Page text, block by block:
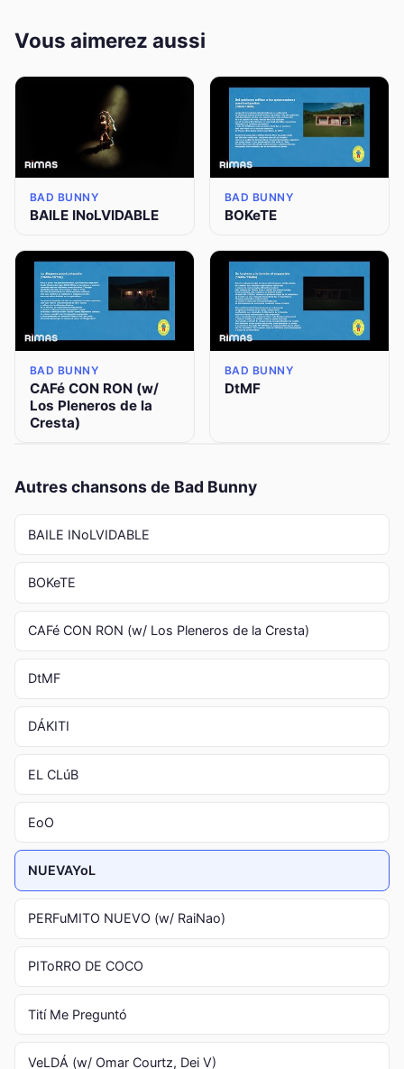
Vous aimerez aussi
BAD BUNNY
BAILE INoLVIDABLE
BAD BUNNY
BOKeTE
BAD BUNNY
CAFé CON RON (w/
Los Pleneros de la
Cresta)
BAD BUNNY
DtMF
Autres chansons de Bad Bunny
BAILE INoLVIDABLE
BOKeTE
CAFé CON RON (w/ Los Pleneros de la Cresta)
DtMF
DÁKITI
EL CLúB
EoO
NUEVAYoL
PERFuMITO NUEVO (w/ RaiNao)
PIToRRO DE COCO
Tití Me Preguntó
VeLDÁ (w/ Omar Courtz, Dei V)